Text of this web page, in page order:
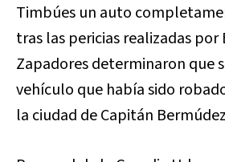
Timbúes un auto
tras las pericias realizadas
Zapadores determinaron que
vehículo que había sido
la ciudad de Capitán